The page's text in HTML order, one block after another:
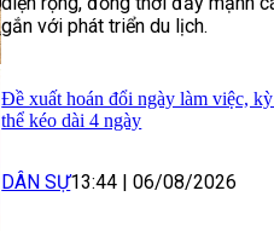
gắn với phát triển du lịch.
Đề xuất hoán đổi ngày làm việc,
thể kéo dài 4 ngày
DÂN SỰ13:44 | 06/08/2026